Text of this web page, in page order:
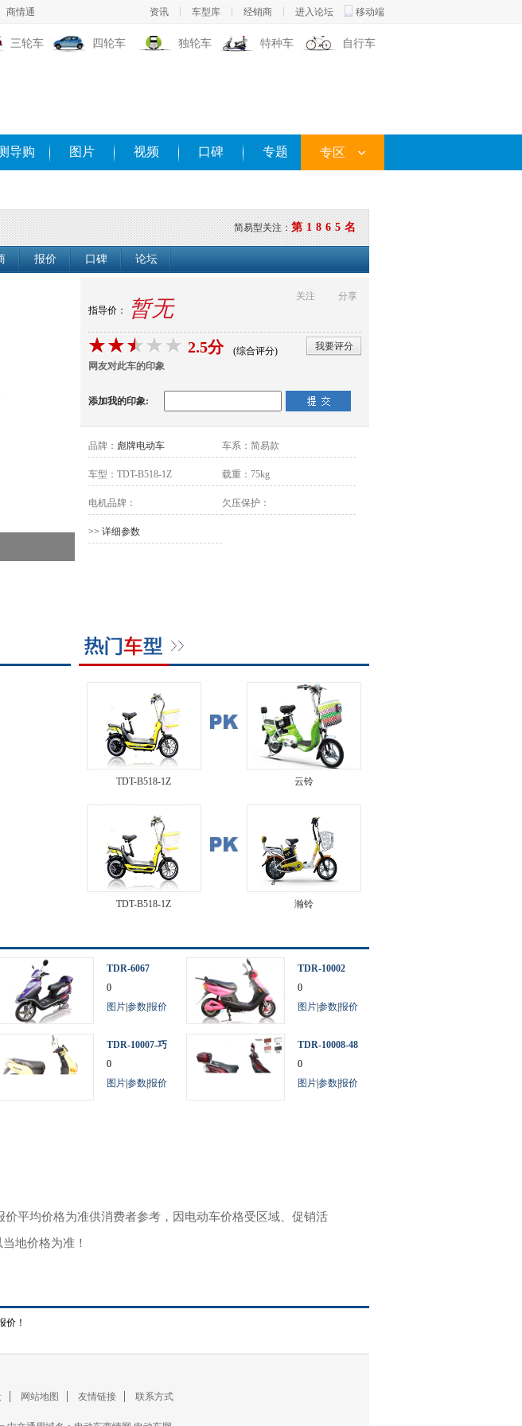
资讯 车型库 经销商 进入论坛 移动端
商情通
三轮车 四轮车 独轮车 特种车 自行车
导购 图片 视频 口碑 专题 专区
简易型关注：第1865名
报价 口碑 论坛
指导价： 暂无 关注 分享
2.5分 (综合评分)
我要评分
网友对此车的印象
添加我的印象:
品牌： 彪牌电动车 车系： 简易款
车型： TDT-B518-1Z 载重： 75kg
电机品牌： 欠压保护：
>> 详细参数
TDT-B518-1Z 云铃
TDT-B518-1Z 瀚铃
TDR-6067
0
图片参数报价
TDR-10002
0
图片参数报价
TDR-10007-巧
巧二代
0
图片参数报价
TDR-10008-48
电摩
0
图片参数报价
平均价格为准供消费者参考，因电动车价格受区域、促销活
地价格为准！
价！
网站地图 友情链接 联系方式